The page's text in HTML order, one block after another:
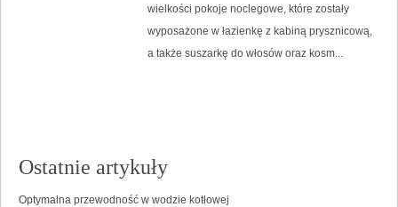
wielkości pokoje noclegowe, które zostały
wyposażone w łazienkę z kabiną prysznicową,
a także suszarkę do włosów oraz kosm...
Ostatnie artykuły
Optymalna przewodność w wodzie kotłowej